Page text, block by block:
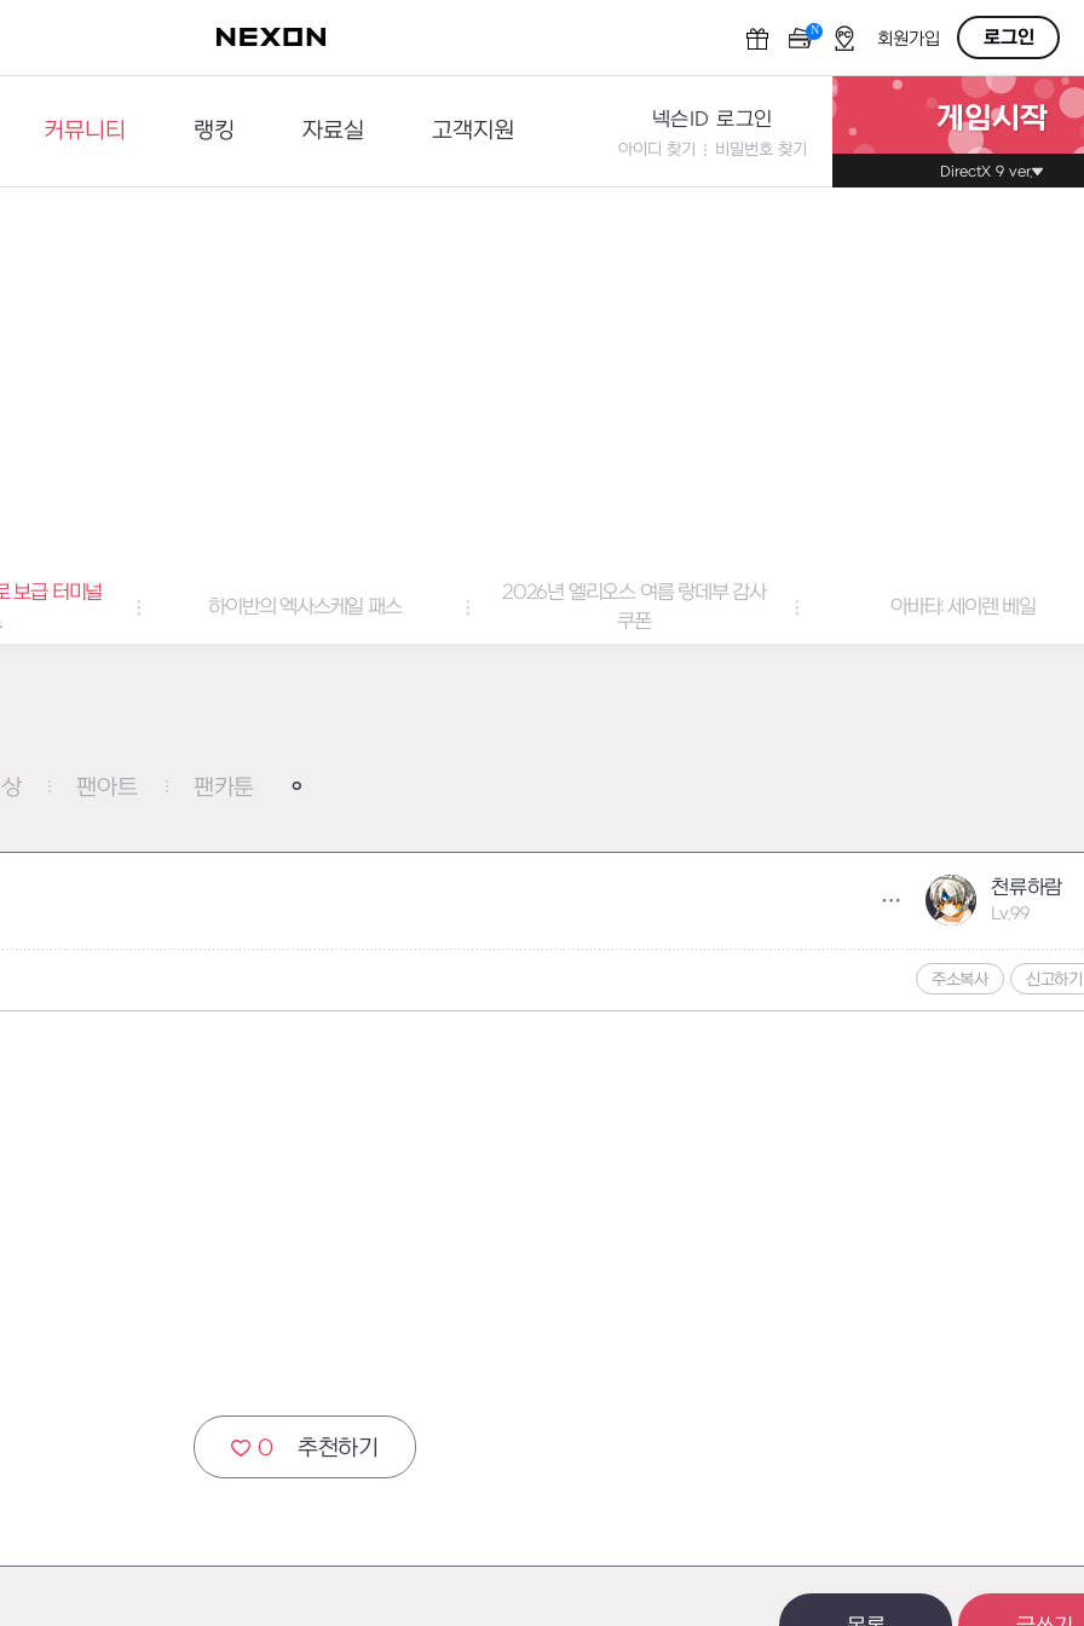
N OFF회원가입 로그인
커뮤니티
이슈게시판
랭킹
던전랭킹
자료실
다운로드
고객지원
문의하기
넥슨ID 로그인
아이디 찾기 비밀번호 찾기
게임시작
DirectX 9 ver.
보급 터미널
하이반의 엑사스케일 패스
2026년 엘리오스 여름 랑데부 감사
쿠폰
아바타: 세이렌 베일
팬아트 팬카툰
천류하람
Lv.99
주소복사 신고하기
0 추천하기